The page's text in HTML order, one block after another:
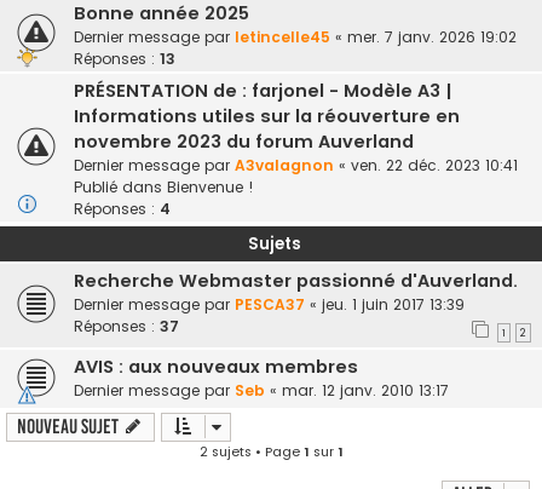
Bonne année 2025
Dernier message par letincelle45 « mer. 7 janv. 2026 19:02
Réponses : 13
PRÉSENTATION de : farjonel - Modèle A3 |
Informations utiles sur la réouverture en
novembre 2023 du forum Auverland
Dernier message par A3valagnon « ven. 22 déc. 2023 10:41
Publié dans Bienvenue !
Réponses : 4
Sujets
Recherche Webmaster passionné d'Auverland.
Dernier message par PESCA37 « jeu. 1 juin 2017 13:39
Réponses : 37 1 2
AVIS : aux nouveaux membres
Dernier message par Seb « mar. 12 janv. 2010 13:17
Nouveau sujet
2 sujets • Page1 sur1